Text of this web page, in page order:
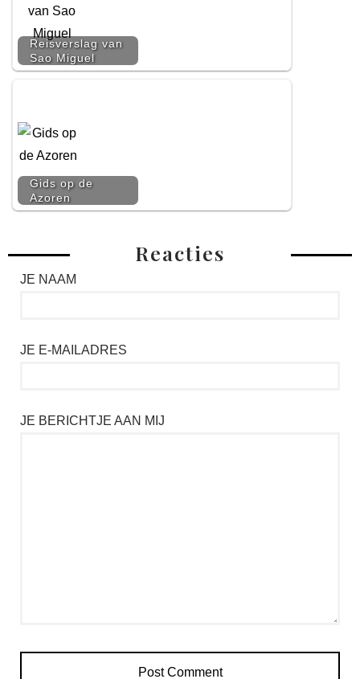
Reisverslag van
Sao Miguel
Gids op de
Azoren
Reacties
JE NAAM
JE E-MAILADRES
JE BERICHTJE AAN MIJ